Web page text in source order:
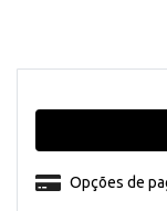
Opções de